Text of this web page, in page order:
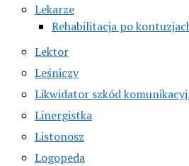
Lekarze
Rehabilitacja po
Lektor
Leśniczy
Likwidator szkód
Linergistka
Listonosz
Logopeda